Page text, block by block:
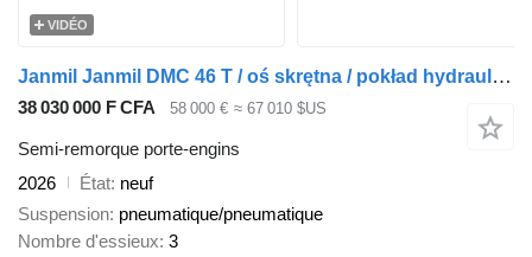
VIDÉO
Janmil Janmil DMC 46 T / oś skrętna / pokład hydrauliczny / poszerzana
38 030 000 F CFA 58 000 € ≈ 67 010 $US
Semi-remorque porte-engins
2026
État neuf
Suspension pneumatique/pneumatique
Nombre d'essieux 3